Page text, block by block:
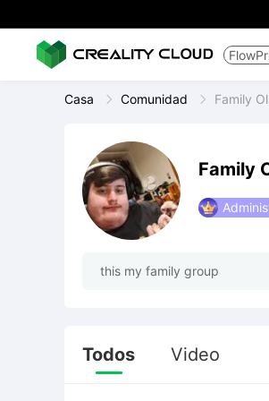
Casa Comunidad Family
Family
this my family group
Todos Video